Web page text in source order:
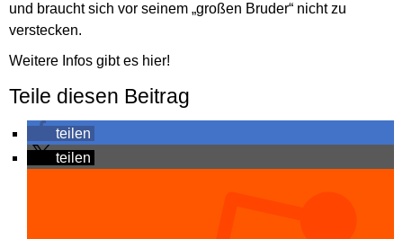
und braucht sich vor seinem „großen Bruder“ nicht zu
verstecken.
Weitere Infos gibt es hier!
Teile diesen Beitrag
teilen
teilen